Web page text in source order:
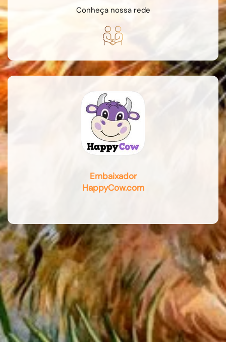
Conheça nossa rede
Embaixador
HappyCow.com